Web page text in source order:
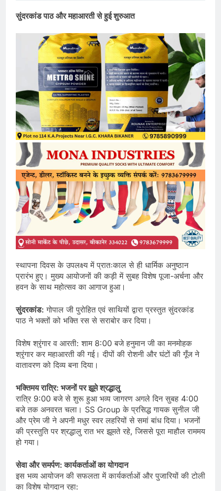
सुंदरकांड पाठ और महाआरती से हुई शुरुआत
स्थापना दिवस के उपलक्ष्य में प्रातःकाल से ही धार्मिक अनुष्ठान
प्रारंभ हुए। मुख्य आयोजनों की कड़ी में सुबह विशेष पूजा-अर्चना और
हवन के साथ महोत्सव का आगाज हुआ।
सुंदरकांड: गोपाल जी पुरोहित एवं साथियों द्वारा प्रस्तुत सुंदरकांड
पाठ ने भक्तों को भक्ति रस से सराबोर कर दिया।
विशेष श्रृंगार व आरती: शाम 8:00 बजे हनुमान जी का मनमोहक
श्रृंगार कर महाआरती की गई। दीपों की रोशनी और घंटों की गूँज ने
वातावरण को दिव्य बना दिया।
भक्तिमय रात्रि: भजनों पर झूमे श्रद्धालु
रात्रि 9:00 बजे से शुरू हुआ भव्य जागरण अगले दिन सुबह 4:00
बजे तक अनवरत चला। SS Group के प्रसिद्ध गायक सुनील जी
और प्रेम जी ने अपनी मधुर स्वर लहरियों से समां बांध दिया। भजनों
की प्रस्तुति पर श्रद्धालु रात भर झूमते रहे, जिससे पूरा माहौल राममय
हो गया।
सेवा और समर्पण: कार्यकर्ताओं का योगदान
इस भव्य आयोजन की सफलता में कार्यकर्ताओं और पुजारियों की टोली
का विशेष योगदान रहा: